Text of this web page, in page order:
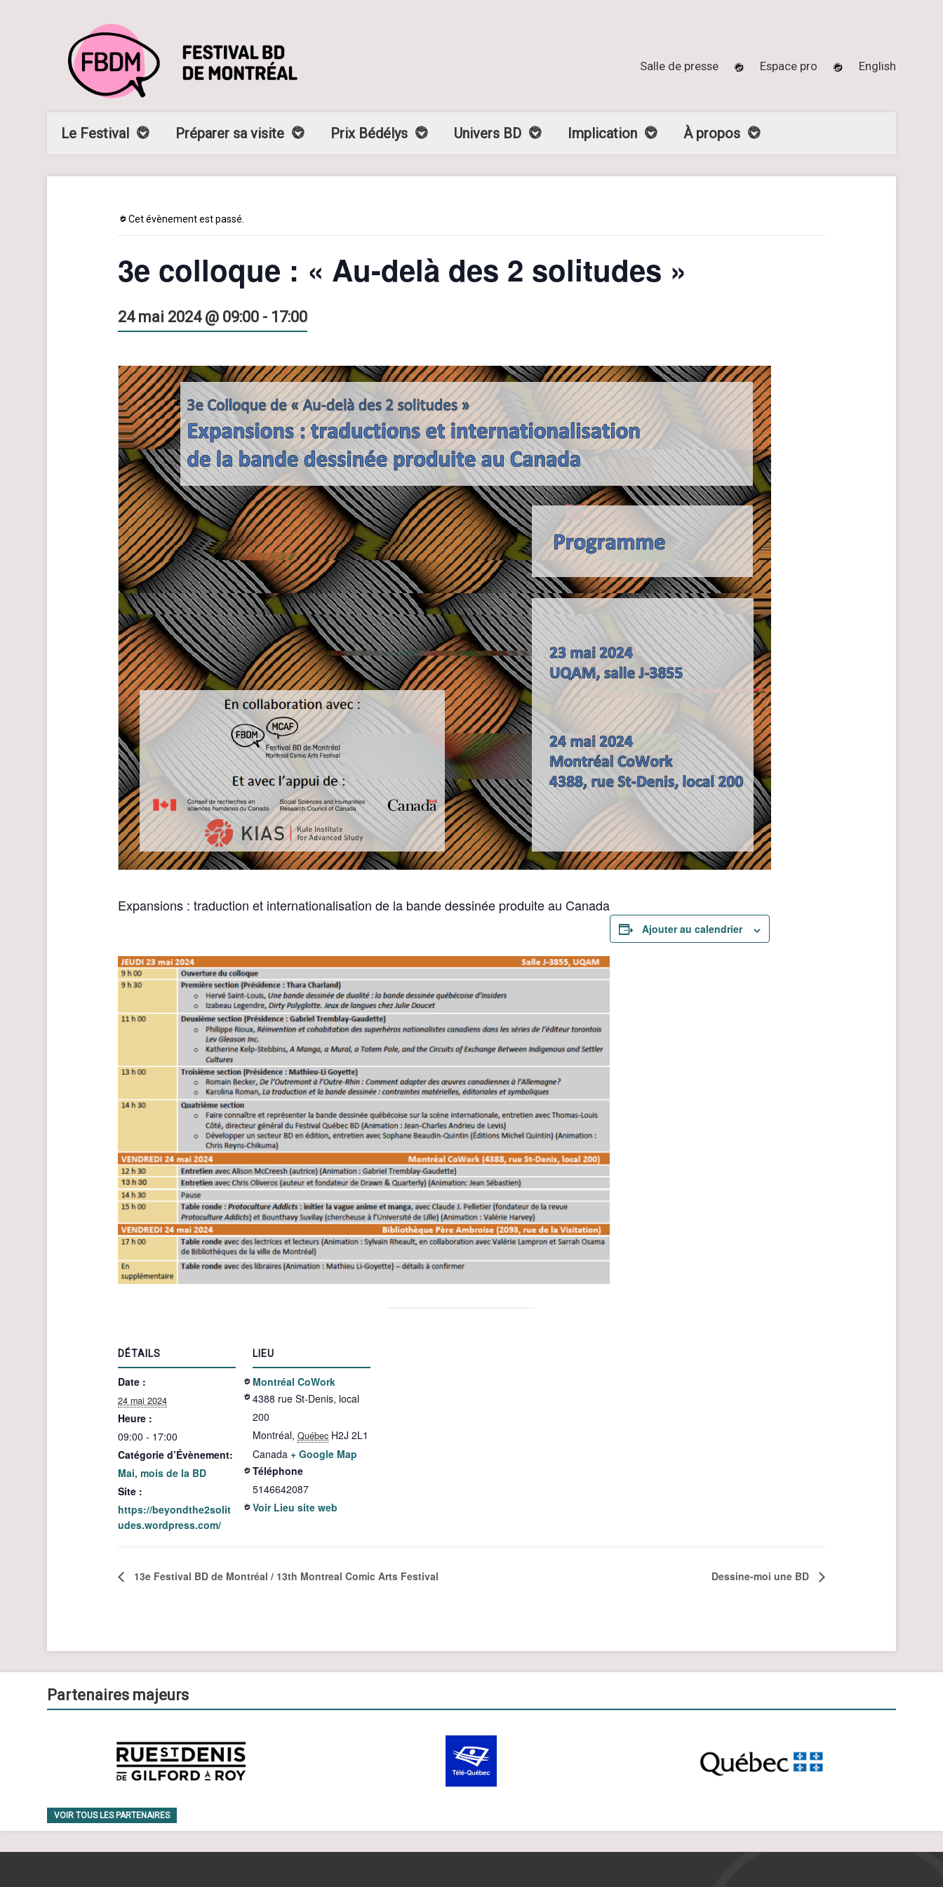
Salle de presse Espace pro English
Le Festival Préparer sa visite Prix Bédélys Univers BD Implication À propos
Cet évènement est passé.
3e colloque : « Au-delà des 2 solitudes »
24 mai 2024 @ 09:00 - 17:00
Expansions : traduction et internationalisation de la bande dessinée produite au Canada
Ajouter au calendrier
DÉTAILS
Date :
24 mai 2024
Heure :
09:00 - 17:00
Catégorie d’Évènement:
Mai, mois de la BD
Site :
https://beyondthe2solit
udes.wordpress.com/
LIEU
Montréal CoWork
4388 rue St-Denis, local
200
Montréal, Québec H2J 2L1
Canada + Google Map
Téléphone
5146642087
Voir Lieu site web
13e Festival BD de Montréal / 13th Montreal Comic Arts Festival Dessine-moi une BD
Partenaires majeurs
VOIR TOUS LES PARTENAIRES